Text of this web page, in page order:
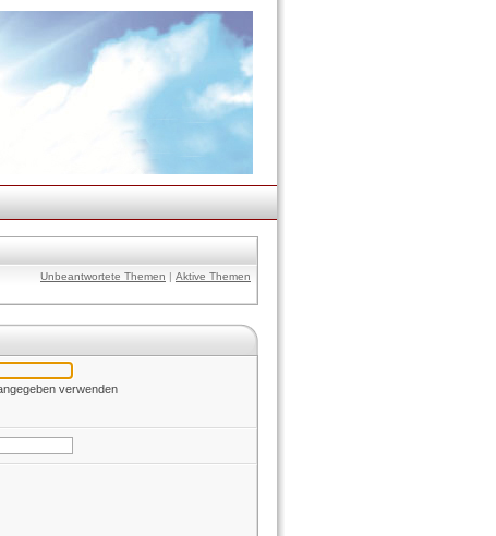
Unbeantwortete Themen | Aktive Themen
verwenden